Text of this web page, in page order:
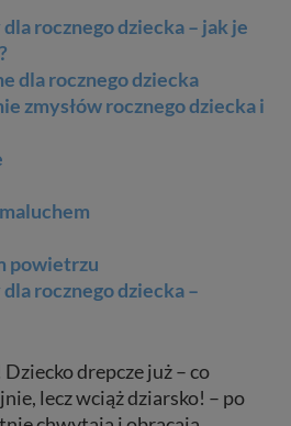
rocznego dziecka – jak je
dla rocznego dziecka
zmysłów rocznego dziecka i
powietrzu
rocznego dziecka –
drepcze już – co
lecz wciąż dziarsko! – po